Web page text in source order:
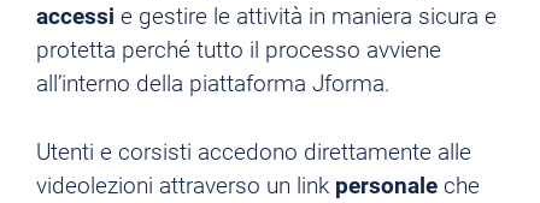
accessi e gestire le attività in maniera sicura e
protetta perché tutto il processo avviene
all’interno della piattaforma Jforma.
Utenti e corsisti accedono direttamente alle
videolezioni attraverso un link personale che